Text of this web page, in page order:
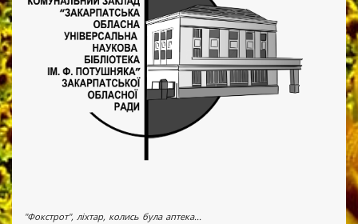
"Фокстрот", ліхтар, колись була аптека...